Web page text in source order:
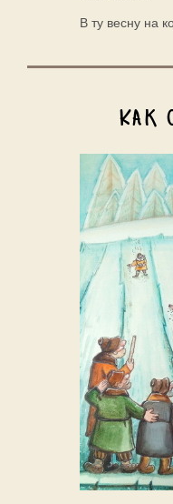
В ту весну на
Как